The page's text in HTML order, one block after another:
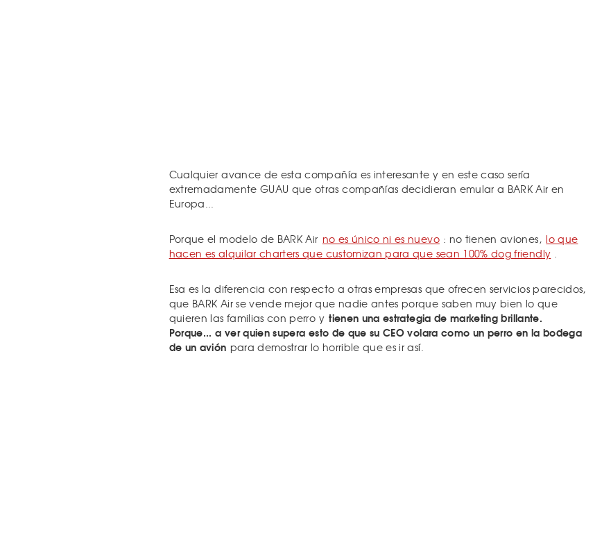
Cualquier avance de esta compañía es interesante y en este caso sería
extremadamente GUAU que otras compañías decidieran emular a BARK Air en
Europa...
Porque el modelo de BARK Air no es único ni es nuevo : no tienen aviones, lo que
hacen es alquilar charters que customizan para que sean 100% dog friendly .
Esa es la diferencia con respecto a otras empresas que ofrecen servicios parecidos,
que BARK Air se vende mejor que nadie antes porque saben muy bien lo que
quieren las familias con perro y tienen una estrategia de marketing brillante.
Porque... a ver quien supera esto de que su CEO volara como un perro en la bodega
de un avión para demostrar lo horrible que es ir así.